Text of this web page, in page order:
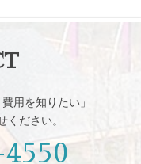
用を知りたい」
ください。